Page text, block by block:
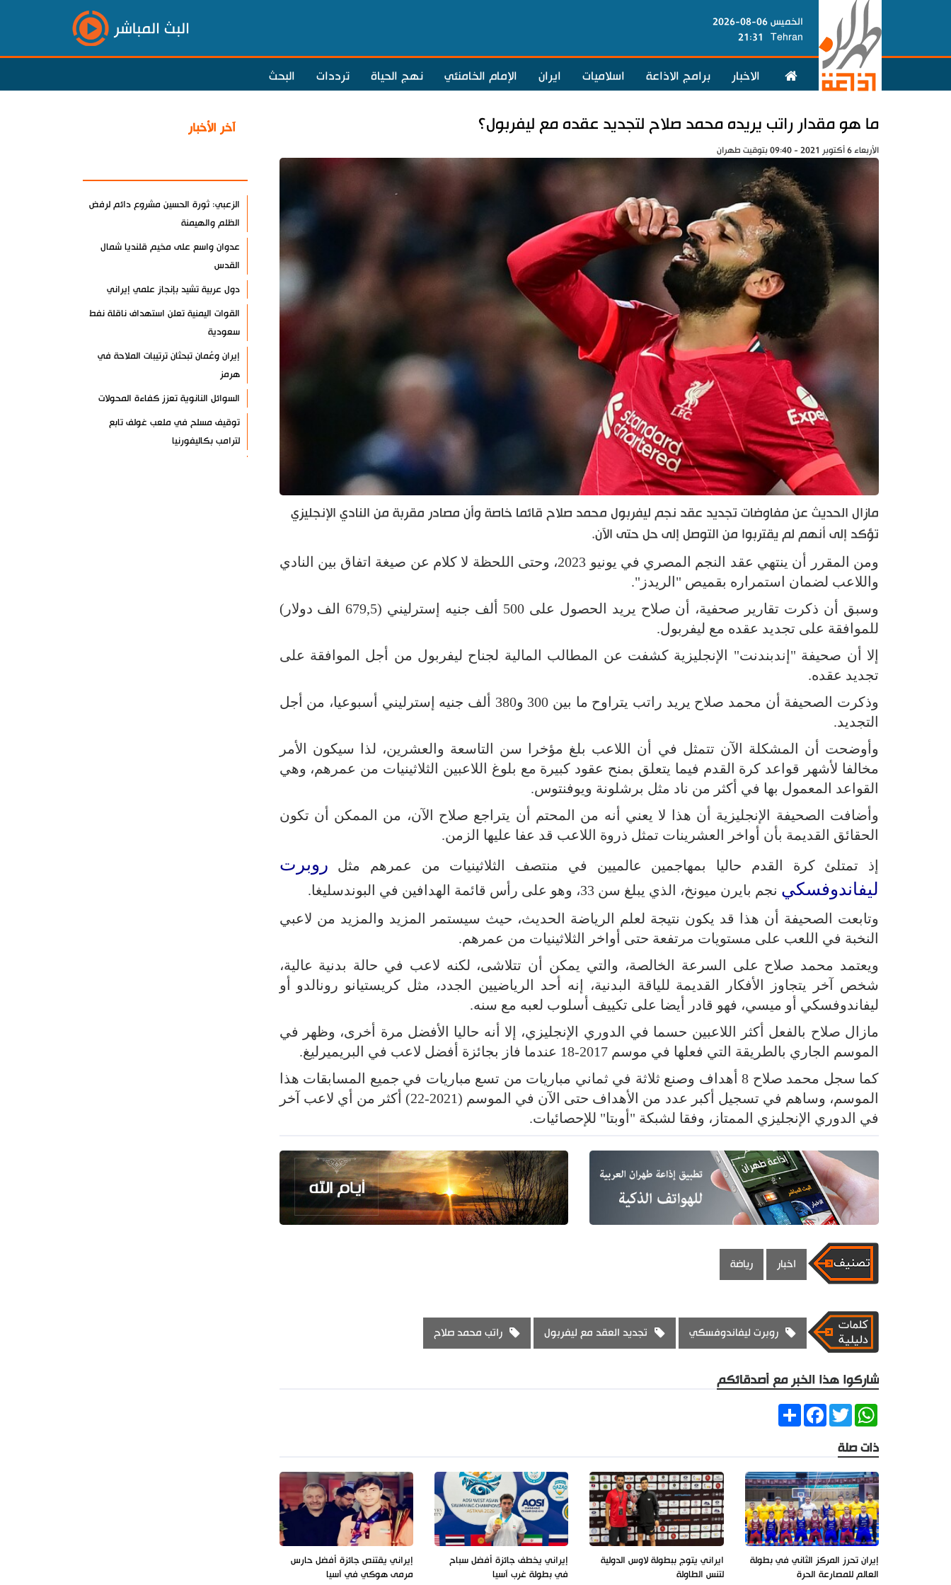
الخميس 06-08-2026
Tehran
21:31 البث المباشر
الاخبار برامج الاذاعة اسلاميات ايران الإمام الخامنئي نهج الحياة ترددات البحث
ما هو مقدار راتب يريده محمد صلاح لتجديد عقده مع ليفربول؟
الأربعاء 6 أكتوبر 2021 - 09:40 بتوقيت طهران
مازال الحديث عن مفاوضات تجديد عقد نجم ليفربول محمد صلاح قائما خاصة وأن مصادر مقربة من النادي الإنجليزي
تؤكد إلى أنهم لم يقتربوا من التوصل إلى حل حتى الآن.
ومن المقرر أن ينتهي عقد النجم المصري في يونيو 2023، وحتى اللحظة لا كلام عن صيغة اتفاق بين النادي
واللاعب لضمان استمراره بقميص "الريدز".
وسبق أن ذكرت تقارير صحفية، أن صلاح يريد الحصول على 500 ألف جنيه إسترليني (679,5 الف دولار)
للموافقة على تجديد عقده مع ليفربول.
إلا أن صحيفة "إندبندنت" الإنجليزية كشفت عن المطالب المالية لجناح ليفربول من أجل الموافقة على
تجديد عقده.
وذكرت الصحيفة أن محمد صلاح يريد راتب يتراوح ما بين 300 و380 ألف جنيه إسترليني أسبوعيا، من أجل
التجديد.
وأوضحت أن المشكلة الآن تتمثل في أن اللاعب بلغ مؤخرا سن التاسعة والعشرين، لذا سيكون الأمر
مخالفا لأشهر قواعد كرة القدم فيما يتعلق بمنح عقود كبيرة مع بلوغ اللاعبين الثلاثينيات من عمرهم، وهي
القواعد المعمول بها في أكثر من ناد مثل برشلونة ويوفنتوس.
وأضافت الصحيفة الإنجليزية أن هذا لا يعني أنه من المحتم أن يتراجع صلاح الآن، من الممكن أن تكون
الحقائق القديمة بأن أواخر العشرينات تمثل ذروة اللاعب قد عفا عليها الزمن.
إذ تمتلئ كرة القدم حاليا بمهاجمين عالميين في منتصف الثلاثينيات من عمرهم مثل روبرت
ليفاندوفسكي نجم بايرن ميونخ، الذي يبلغ سن 33، وهو على رأس قائمة الهدافين في البوندسليغا.
وتابعت الصحيفة أن هذا قد يكون نتيجة لعلم الرياضة الحديث، حيث سيستمر المزيد والمزيد من لاعبي
النخبة في اللعب على مستويات مرتفعة حتى أواخر الثلاثينيات من عمرهم.
ويعتمد محمد صلاح على السرعة الخالصة، والتي يمكن أن تتلاشى، لكنه لاعب في حالة بدنية عالية،
شخص آخر يتجاوز الأفكار القديمة للياقة البدنية، إنه أحد الرياضيين الجدد، مثل كريستيانو رونالدو أو
ليفاندوفسكي أو ميسي، فهو قادر أيضا على تكييف أسلوب لعبه مع سنه.
مازال صلاح بالفعل أكثر اللاعبين حسما في الدوري الإنجليزي، إلا أنه حاليا الأفضل مرة أخرى، وظهر في
الموسم الجاري بالطريقة التي فعلها في موسم 2017-18 عندما فاز بجائزة أفضل لاعب في البريميرليغ.
كما سجل محمد صلاح 8 أهداف وصنع ثلاثة في ثماني مباريات من تسع مباريات في جميع المسابقات هذا
الموسم، وساهم في تسجيل أكبر عدد من الأهداف حتى الآن في الموسم (2021-22) أكثر من أي لاعب آخر
في الدوري الإنجليزي الممتاز، وفقا لشبكة "أوبتا" للإحصائيات.
اخبار رياضة
روبرت ليفاندوفسكي تجديد العقد مع ليفربول راتب محمد صلاح
شاركوا هذا الخبر مع أصدقائكم
ShareFacebookTwitter
WhatsApp
ذات صلة
إيران تحرز المركز الثاني في بطولة
العالم للمصارعة الحرة
ايراني يتوج ببطولة لاوس الدولية
لتنس الطاولة
إيراني يخطف جائزة أفضل سباح
في بطولة غرب آسيا
إيراني يقتنص جائزة أفضل حارس
مرمى هوكي في آسيا
آخر الأخبار
الزعبي: ثورة الحسين مشروع دائم لرفض
الظلم والهيمنة
عدوان واسع على مخيم قلنديا شمال
القدس
دول عربية تشيد بإنجاز علمي إيراني
القوات اليمنية تعلن استهداف ناقلة نفط
سعودية
إيران وعُمان تبحثان ترتيبات الملاحة في
هرمز
السوائل النانوية تعزز كفاءة المحولات
توقيف مسلح في ملعب غولف تابع
لترامب بكاليفورنيا